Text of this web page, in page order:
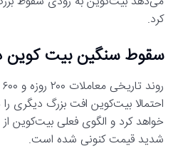
کرد.
سقوط سنگین بیت کوین
احتمالا بیت‌کوین افت بزرگ دیگری
خواهد کرد و الگوی فعلی بیت‌کوین
شدید قیمت کنونی شده است.